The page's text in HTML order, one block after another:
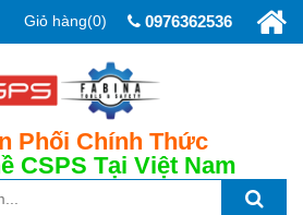
0976362536
Phối Chính Thức
CSPS Tại Việt Nam
Giỏ hàng(0)